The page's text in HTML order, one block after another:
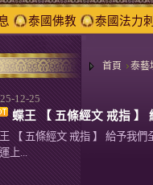
泰國佛教 泰國法力
首頁 泰藝
12-25
蝶王 【 五條經文 戒指 】
【 五條經文 戒指 】 給予我
上...